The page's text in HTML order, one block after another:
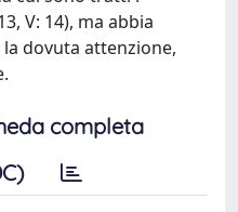
V: 14), ma abbia
la dovuta attenzione,
completa